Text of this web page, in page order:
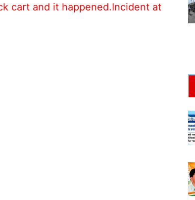
cart and it happened.Incident at